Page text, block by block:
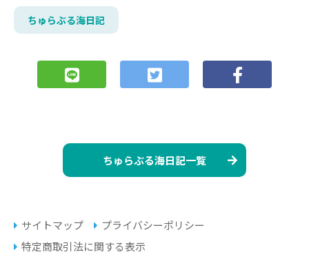
ちゅらぶる海日記
ちゅらぶる海日記一覧
サイトマップ
プライバシーポリシー
特定商取引法に関する表示